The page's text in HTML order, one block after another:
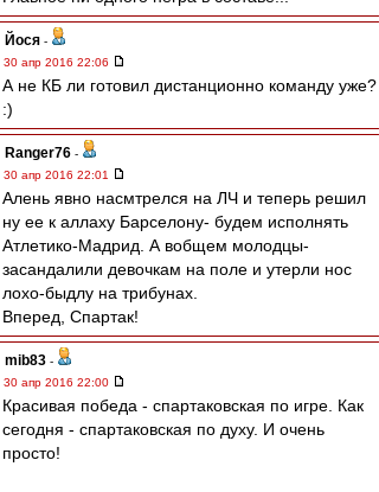
Йося -
30 апр 2016 22:06
А не КБ ли готовил дистанционно команду уже?
:)
Ranger76 -
30 апр 2016 22:01
Алень явно насмтрелся на ЛЧ и теперь решил
ну ее к аллаху Барселону- будем исполнять
Атлетико-Мадрид. А вобщем молодцы-
засандалили девочкам на поле и утерли нос
лохо-быдлу на трибунах.
Вперед, Спартак!
mib83 -
30 апр 2016 22:00
Красивая победа - спартаковская по игре. Как
сегодня - спартаковская по духу. И очень
просто!